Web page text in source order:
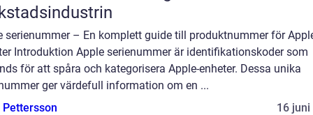
serienummer – En komplett guide till produktnummer för
Introduktion Apple serienummer är identifikationskoder som
för att spåra och kategorisera Apple-enheter. Dessa unika
ger värdefull information om en ...
16 juni